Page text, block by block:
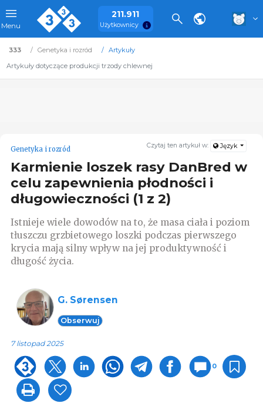
Menu
211.911
Użytkownicy
333 Genetyka i rozród
Artykuły
Artykuły dotyczące produkcji trzody chlewnej
Czytaj ten artykuł w: Język
Genetyka i rozród
Karmienie loszek rasy DanBred w
celu zapewnienia płodności i
długowieczności (1 z 2)
Istnieje wiele dowodów na to, że masa ciała i poziom
tłuszczu grzbietowego loszki podczas pierwszego
krycia mają silny wpływ na jej produktywność i
długość życia.
G. Sørensen
Obserwuj
7 listopad 2025
0